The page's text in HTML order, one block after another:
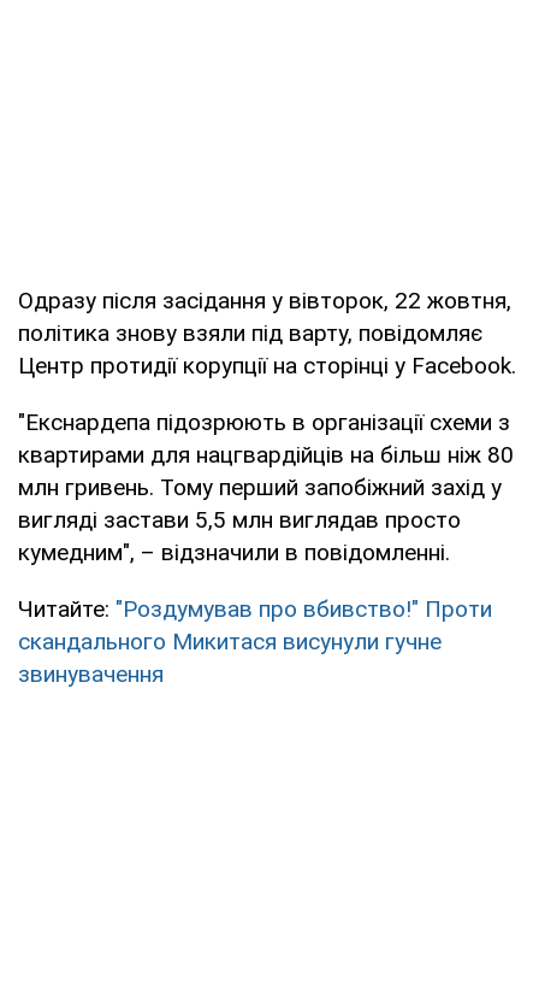
Одразу після засідання у вівторок, 22 жовтня,
політика знову взяли під варту, повідомляє
Центр протидії корупції на сторінці у Facebook.
"Екснардепа підозрюють в організації схеми з
квартирами для нацгвардійців на більш ніж 80
млн гривень. Тому перший запобіжний захід у
вигляді застави 5,5 млн виглядав просто
кумедним", – відзначили в повідомленні.
Читайте: "Роздумував про вбивство!" Проти
скандального Микитася висунули гучне
звинувачення